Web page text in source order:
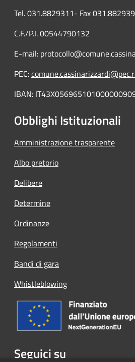
Tel. 031.8829311- Fax
C.F./P.I. 00544790132
E-mail:
PEC:
IBAN:
Obblighi Istituzionali
Amministrazione trasparente
Albo pretorio
Delibere
Determine
Ordinanze
Regolamenti
Bandi di gara
Whistleblowing
Seguici su